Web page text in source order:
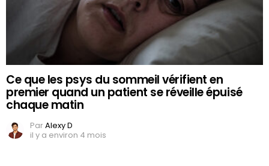
Ce que les psys du sommeil vérifient en
premier quand un patient se réveille épuisé
chaque matin
ParAlexy D
il y a environ 4 mois